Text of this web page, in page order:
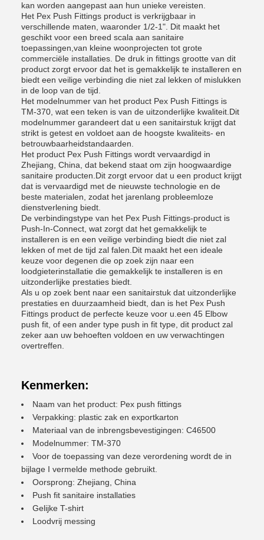
kan worden aangepast aan hun unieke vereisten.
Het Pex Push Fittings product is verkrijgbaar in
verschillende maten, waaronder 1/2-1". Dit maakt het
geschikt voor een breed scala aan sanitaire
toepassingen,van kleine woonprojecten tot grote
commerciële installaties. De druk in fittings grootte van dit
product zorgt ervoor dat het is gemakkelijk te installeren en
biedt een veilige verbinding die niet zal lekken of mislukken
in de loop van de tijd.
Het modelnummer van het product Pex Push Fittings is
TM-370, wat een teken is van de uitzonderlijke kwaliteit.Dit
modelnummer garandeert dat u een sanitairstuk krijgt dat
strikt is getest en voldoet aan de hoogste kwaliteits- en
betrouwbaarheidstandaarden.
Het product Pex Push Fittings wordt vervaardigd in
Zhejiang, China, dat bekend staat om zijn hoogwaardige
sanitaire producten.Dit zorgt ervoor dat u een product krijgt
dat is vervaardigd met de nieuwste technologie en de
beste materialen, zodat het jarenlang probleemloze
dienstverlening biedt.
De verbindingstype van het Pex Push Fittings-product is
Push-In-Connect, wat zorgt dat het gemakkelijk te
installeren is en een veilige verbinding biedt die niet zal
lekken of met de tijd zal falen.Dit maakt het een ideale
keuze voor degenen die op zoek zijn naar een
loodgieterinstallatie die gemakkelijk te installeren is en
uitzonderlijke prestaties biedt.
Als u op zoek bent naar een sanitairstuk dat uitzonderlijke
prestaties en duurzaamheid biedt, dan is het Pex Push
Fittings product de perfecte keuze voor u.een 45 Elbow
push fit, of een ander type push in fit type, dit product zal
zeker aan uw behoeften voldoen en uw verwachtingen
overtreffen.
Kenmerken:
Naam van het product: Pex push fittings
Verpakking: plastic zak en exportkarton
Materiaal van de inbrengsbevestigingen: C46500
Modelnummer: TM-370
Voor de toepassing van deze verordening wordt de in
bijlage I vermelde methode gebruikt.
Oorsprong: Zhejiang, China
Push fit sanitaire installaties
Gelijke T-shirt
Loodvrij messing